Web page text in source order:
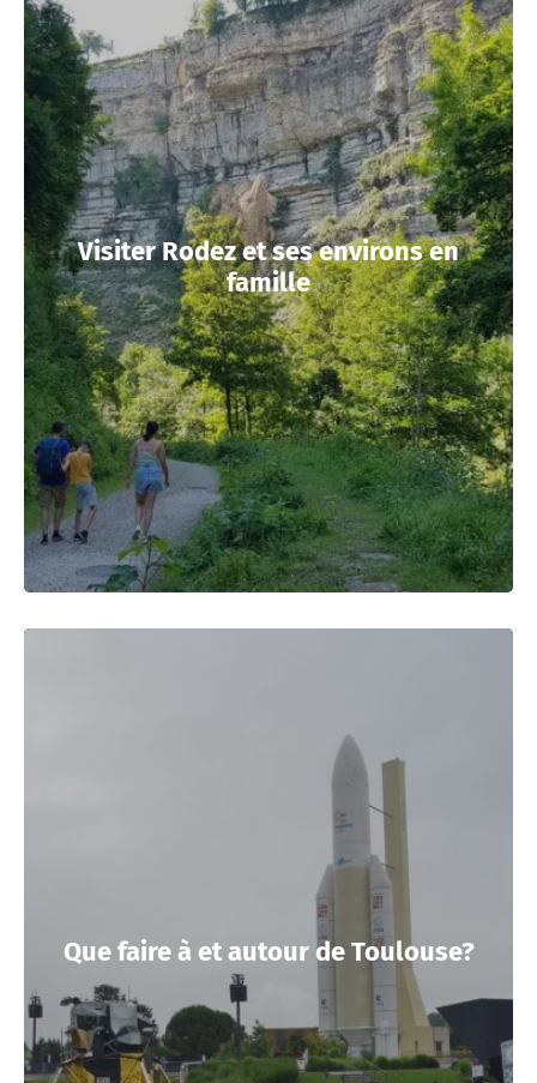
Visiter Rodez et ses environs en
famille
Que faire à et autour de Toulouse?